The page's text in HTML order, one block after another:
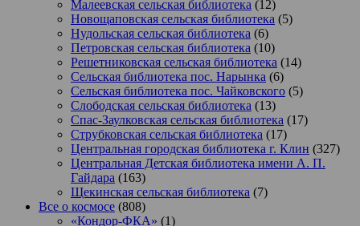
Малеевская сельская библиотека (12)
Новощаповская сельская библиотека (5)
Нудольская сельская библиотека (6)
Петровская сельская библиотека (10)
Решетниковская сельская библиотека (14)
Сельская библиотека пос. Нарынка (6)
Сельская библиотека пос. Чайковского (5)
Слободская сельская библиотека (13)
Спас-Заулковская сельская библиотека (17)
Струбковская сельская библиотека (17)
Центральная городская библиотека г. Клин (327)
Центральная Детская библиотека имени А. П.
Гайдара (163)
Щекинская сельская библиотека (7)
Все о космосе (808)
«Кондор-ФКА» (1)